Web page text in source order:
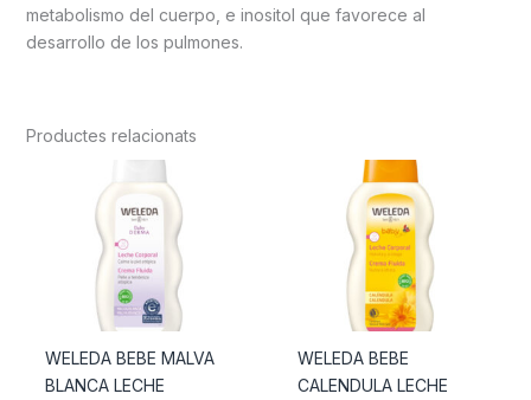
metabolismo del cuerpo, e inositol que favorece al
desarrollo de los pulmones.
Productes relacionats
WELEDA BEBE MALVA
BLANCA LECHE
WELEDA BEBE
CALENDULA LECHE